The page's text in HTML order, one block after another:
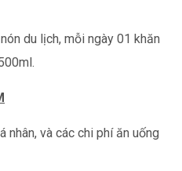
du lịch, mỗi ngày 01 khăn
nhân, và các chi phí ăn uống